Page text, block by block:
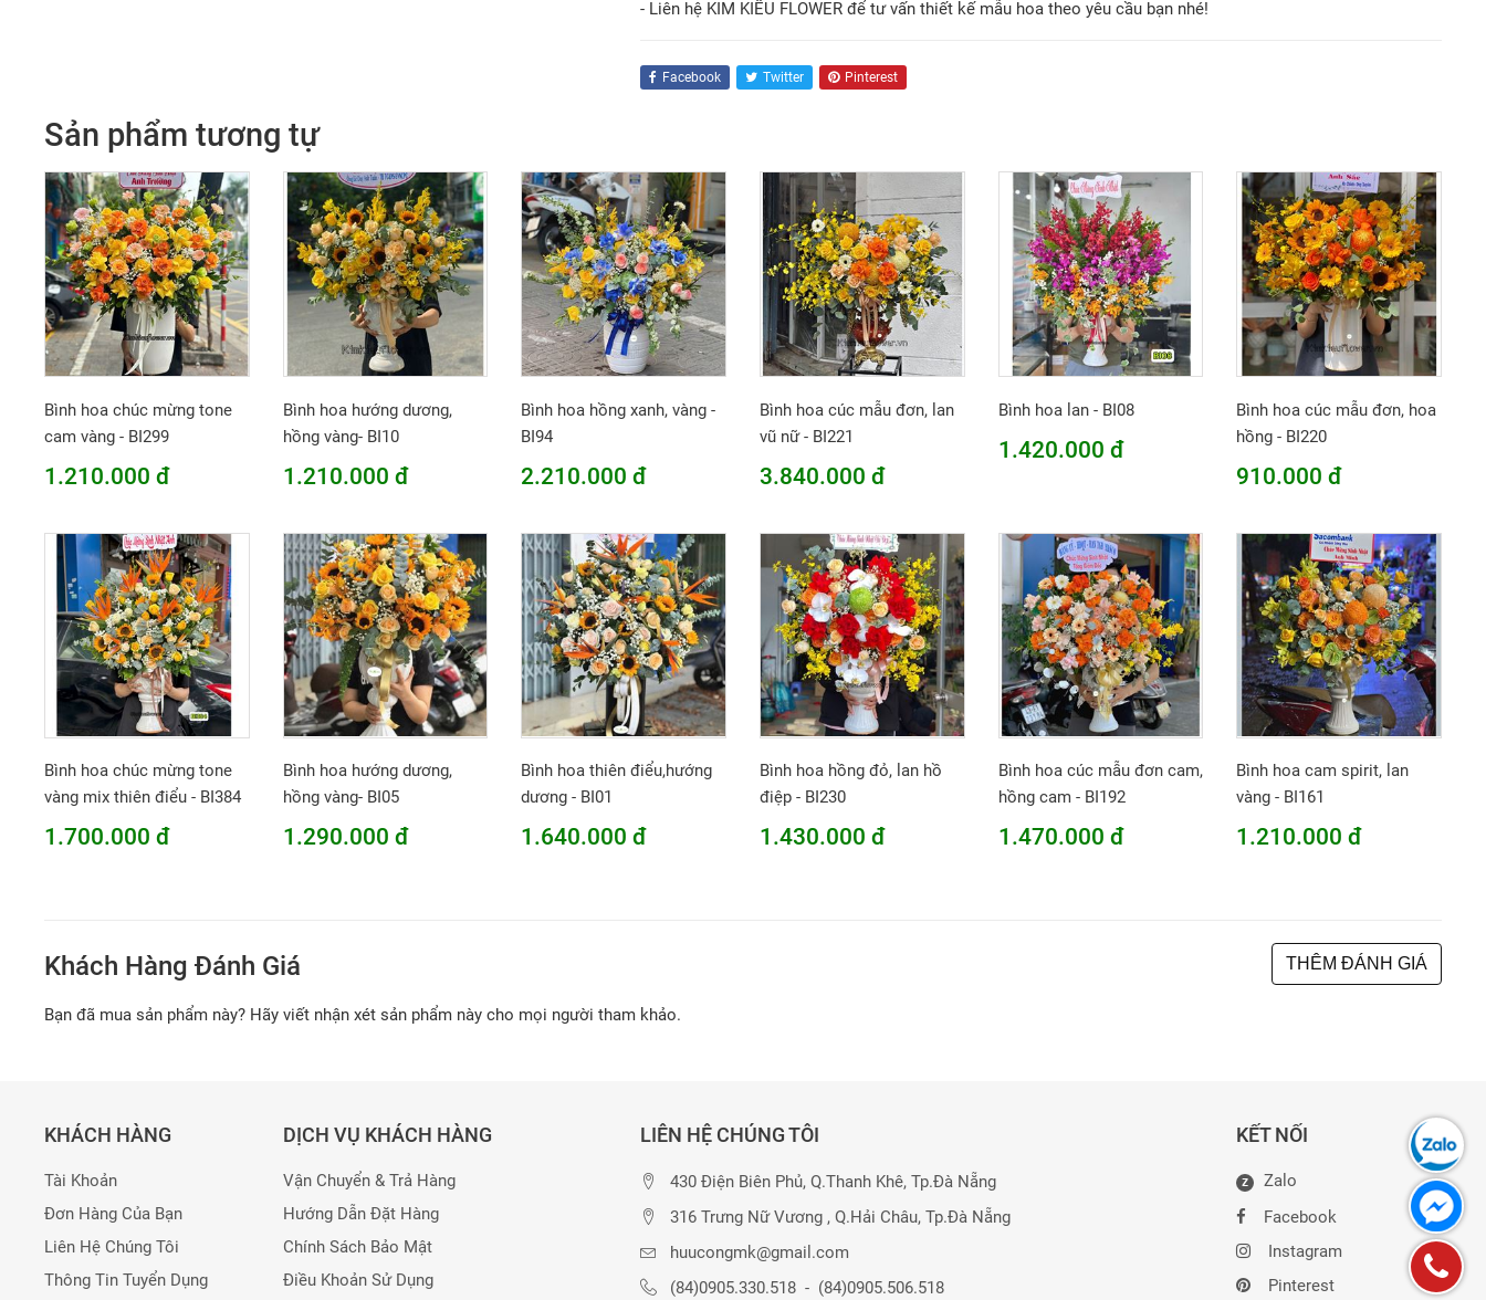
- Liên hệ KIM KIỀU FLOWER để tư vấn thiết kế mẫu hoa theo yêu cầu bạn nhé!
Facebook Twitter Pinterest
Sản phẩm tương tự
Bình hoa chúc mừng tone
cam vàng - BI299
1.210.000 đ
Bình hoa hướng dương,
hồng vàng- BI10
1.210.000 đ
Bình hoa hồng xanh, vàng -
BI94
2.210.000 đ
Bình hoa cúc mẫu đơn, lan
vũ nữ - BI221
3.840.000 đ
Bình hoa lan - BI08
1.420.000 đ
Bình hoa cúc mẫu đơn, hoa
hồng - BI220
910.000 đ
Bình hoa chúc mừng tone
vàng mix thiên điểu - BI384
1.700.000 đ
Bình hoa hướng dương,
hồng vàng- BI05
1.290.000 đ
Bình hoa thiên điểu,hướng
dương - BI01
1.640.000 đ
Bình hoa hồng đỏ, lan hồ
điệp - BI230
1.430.000 đ
Bình hoa cúc mẫu đơn cam,
hồng cam - BI192
1.470.000 đ
Bình hoa cam spirit, lan
vàng - BI161
1.210.000 đ
Khách Hàng Đánh Giá THÊM ĐÁNH GIÁ
Bạn đã mua sản phẩm này? Hãy viết nhận xét sản phẩm này cho mọi người tham khảo.
KHÁCH HÀNG
Tài Khoản
Đơn Hàng Của Bạn
Liên Hệ Chúng Tôi
Thông Tin Tuyển Dụng
DỊCH VỤ KHÁCH HÀNG
Vận Chuyển & Trả Hàng
Hướng Dẫn Đặt Hàng
Chính Sách Bảo Mật
Điều Khoản Sử Dụng
LIÊN HỆ CHÚNG TÔI
430 Điện Biên Phủ, Q.Thanh Khê, Tp.Đà Nẵng
316 Trưng Nữ Vương , Q.Hải Châu, Tp.Đà Nẵng
huucongmk@gmail.com
(84)0905.330.518 - (84)0905.506.518
KẾT NỐI
Z
Zalo
Facebook
Instagram
Pinterest